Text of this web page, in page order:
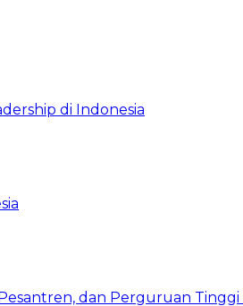
di Indonesia
dan Perguruan